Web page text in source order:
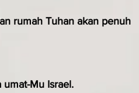
rumah Tuhan akan penuh
umat-Mu Israel.